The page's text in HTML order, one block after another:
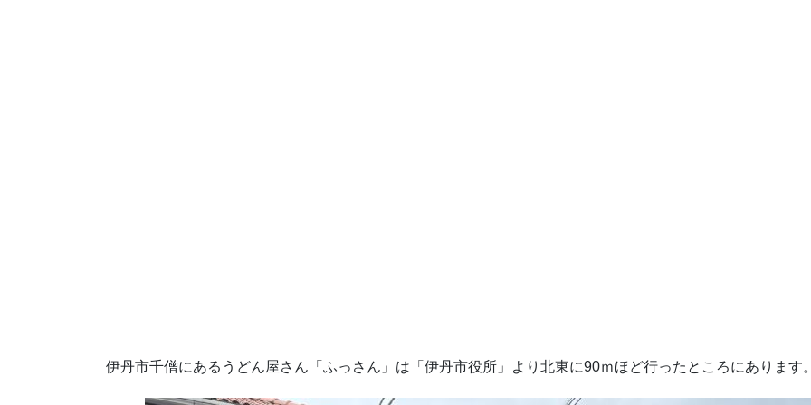
伊丹市千僧にあるうどん屋さん「ふっさん」は「伊丹市役所」より北東に90ｍほど行ったところにあります